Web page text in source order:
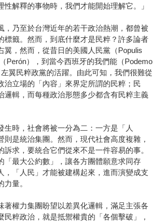
性解釋的事物時，我們才能開始理解它。」
，乃至於台灣近年的若干政治熱潮，都曾被
標籤。然而，到底什麼才是民粹？許多論者
翼，然而，從昔日的美國人民黨（Populis
Perón），到當今西班牙的我們能（Podemo
翼民粹政黨的活躍。由此可知，我們很難從
治立場的「內容」來界定所謂的民粹；民
邏輯，而每種政治形態多少都含有民粹主義
生時，社會將被一分為二：一方是「人
則是統治集團。然而，現代社會高度複雜，
訴求，要統合它們從來不是一件容易的事。
「最大公約數」，讓各方團體願意求同存
，「人民」才能被建構起來，進而演變成支
量。
著權力集團盼望以差異化邏輯，滿足主張各
民粹政治，就是抵禦權貴的「各個擊破」，